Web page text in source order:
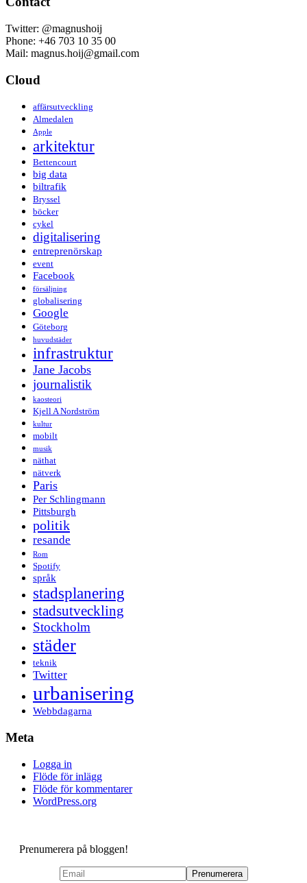
Twitter: @magnushoij
Phone: +46 703 10 35 00
Mail: magnus.hoij@gmail.com
Cloud
affärsutveckling
Almedalen
Apple
arkitektur
Bettencourt
big data
biltrafik
Bryssel
böcker
cykel
digitalisering
entreprenörskap
event
Facebook
försäljning
globalisering
Google
Göteborg
huvudstäder
infrastruktur
Jane Jacobs
journalistik
kaosteori
Kjell A Nordström
kultur
mobilt
musik
näthat
nätverk
Paris
Per Schlingmann
Pittsburgh
politik
resande
Rom
Spotify
språk
stadsplanering
stadsutveckling
Stockholm
städer
teknik
Twitter
urbanisering
Webbdagarna
Meta
Logga in
Flöde för inlägg
Flöde för kommentarer
WordPress.org
Prenumerera på bloggen!